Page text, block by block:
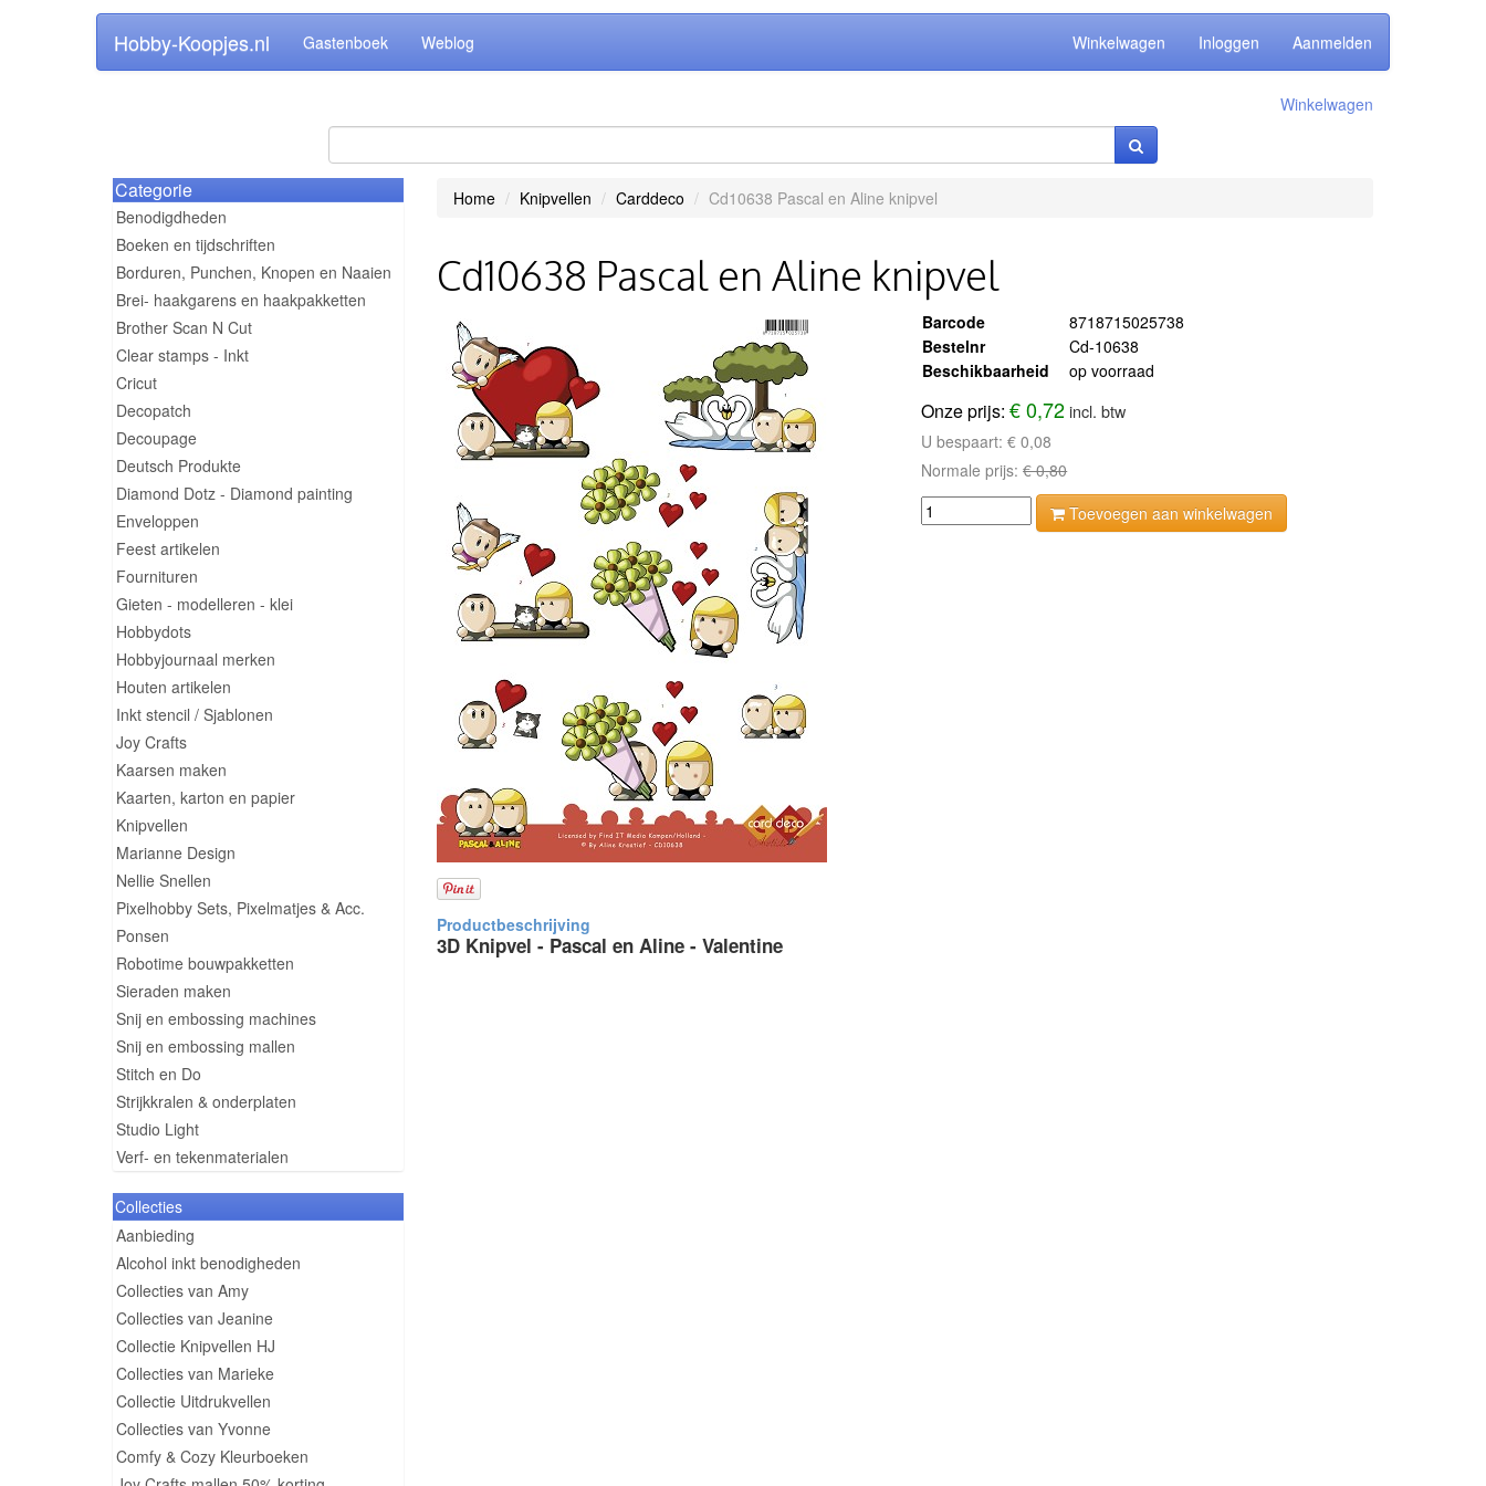
Hobby-Koopjes.nl Gastenboek Weblog Winkelwagen Inloggen Aanmelden
Winkelwagen
Categorie
Benodigdheden
Boeken en tijdschriften
Borduren, Punchen, Knopen en Naaien
Brei- haakgarens en haakpakketten
Brother Scan N Cut
Clear stamps - Inkt
Cricut
Decopatch
Decoupage
Deutsch Produkte
Diamond Dotz - Diamond painting
Enveloppen
Feest artikelen
Fournituren
Gieten - modelleren - klei
Hobbydots
Hobbyjournaal merken
Houten artikelen
Inkt stencil / Sjablonen
Joy Crafts
Kaarsen maken
Kaarten, karton en papier
Knipvellen
Marianne Design
Nellie Snellen
Pixelhobby Sets, Pixelmatjes & Acc.
Ponsen
Robotime bouwpakketten
Sieraden maken
Snij en embossing machines
Snij en embossing mallen
Stitch en Do
Strijkkralen & onderplaten
Studio Light
Verf- en tekenmaterialen
Collecties
Aanbieding
Alcohol inkt benodigheden
Collecties van Amy
Collecties van Jeanine
Collectie Knipvellen HJ
Collecties van Marieke
Collectie Uitdrukvellen
Collecties van Yvonne
Comfy & Cozy Kleurboeken
Home Knipvellen Carddeco Cd10638 Pascal en Aline knipvel
Cd10638 Pascal en Aline knipvel
Barcode
8718715025738
Bestelnr
Cd-10638
Beschikbaarheid
op voorraad
Onze prijs:€ 0,72 incl. btw
U bespaart:€ 0,08
Normale prijs:€ 0,80
Toevoegen aan winkelwagen
3D Knipvel - Pascal en Aline - Valentine